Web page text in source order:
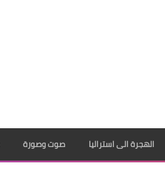
الهجرة الى استراليا صوت وصورة